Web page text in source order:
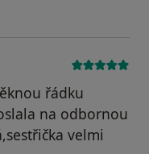
řádku
na odbornou
velmi